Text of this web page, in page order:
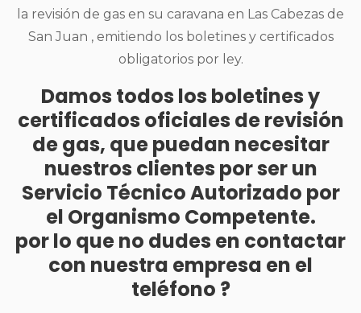
la revisión de gas en su caravana en Las Cabezas de
San Juan , emitiendo los boletines y certificados
obligatorios por ley.
Damos todos los boletines y
certificados oficiales de revisión
de gas, que puedan necesitar
nuestros clientes por ser un
Servicio Técnico Autorizado por
el Organismo Competente.
por lo que no dudes en contactar
con nuestra empresa en el
teléfono ?